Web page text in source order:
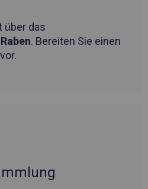
über das
Raben. Bereiten Sie einen